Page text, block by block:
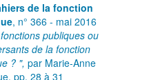
de la fonction
, n° 366 - mai 2016
publiques ou
de la fonction
? ",par Marie-Anne
pp. 28 à 31